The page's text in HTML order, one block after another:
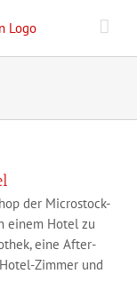
der Microstock-
einem Hotel zu
eine After-
Zimmer und